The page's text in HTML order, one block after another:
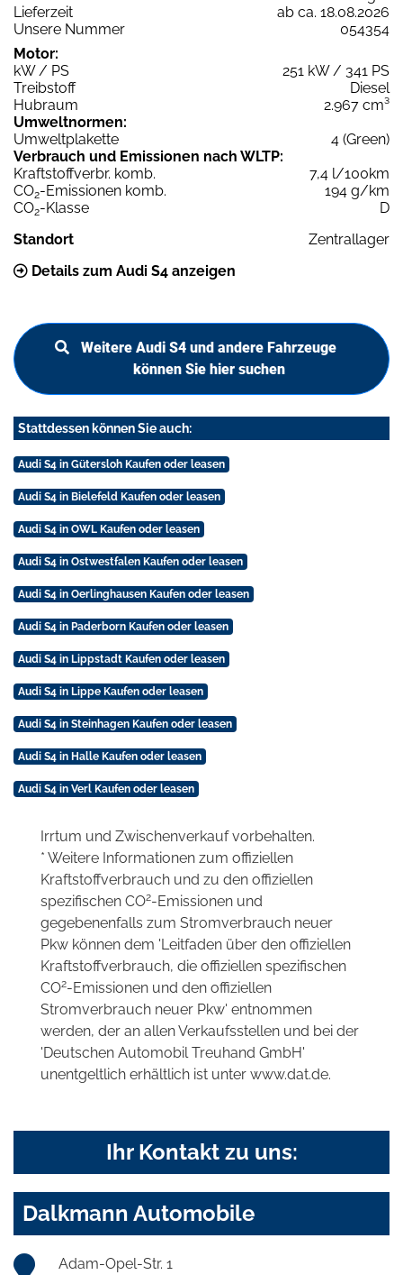
Lieferzeit
ab ca. 18.08.2026
Unsere Nummer
054354
Motor:
kW / PS
251 kW / 341 PS
Treibstoff
Diesel
Hubraum
2.967 cm³
Umweltnormen:
Umweltplakette
4 (Green)
Verbrauch und Emissionen nach WLTP:
Kraftstoffverbr. komb.
7,4 l/100km
CO2-Emissionen komb.
194 g/km
CO2-Klasse
D
Standort
Zentrallager
Details zum Audi S4 anzeigen
Weitere Audi S4 und andere Fahrzeuge
können Sie hier suchen
Stattdessen können Sie auch:
Audi S4 in Gütersloh Kaufen oder leasen
Audi S4 in Bielefeld Kaufen oder leasen
Audi S4 in OWL Kaufen oder leasen
Audi S4 in Ostwestfalen Kaufen oder leasen
Audi S4 in Oerlinghausen Kaufen oder leasen
Audi S4 in Paderborn Kaufen oder leasen
Audi S4 in Lippstadt Kaufen oder leasen
Audi S4 in Lippe Kaufen oder leasen
Audi S4 in Steinhagen Kaufen oder leasen
Audi S4 in Halle Kaufen oder leasen
Audi S4 in Verl Kaufen oder leasen
Irrtum und Zwischenverkauf vorbehalten.
* Weitere Informationen zum offiziellen
Kraftstoffverbrauch und zu den offiziellen
spezifischen CO2-Emissionen und
gegebenenfalls zum Stromverbrauch neuer
Pkw können dem 'Leitfaden über den offiziellen
Kraftstoffverbrauch, die offiziellen spezifischen
CO2-Emissionen und den offiziellen
Stromverbrauch neuer Pkw' entnommen
werden, der an allen Verkaufsstellen und bei der
'Deutschen Automobil Treuhand GmbH'
unentgeltlich erhältlich ist unter www.dat.de.
Ihr Kontakt zu uns:
Dalkmann Automobile
Adam-Opel-Str. 1